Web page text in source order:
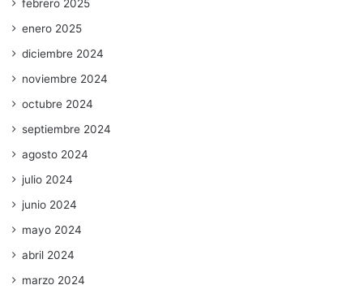
febrero 2025
enero 2025
diciembre 2024
noviembre 2024
octubre 2024
septiembre 2024
agosto 2024
julio 2024
junio 2024
mayo 2024
abril 2024
marzo 2024